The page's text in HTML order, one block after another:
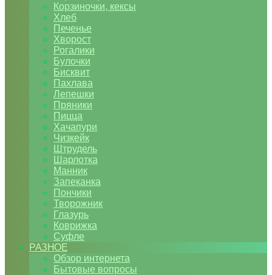
Корзиночки, кексы
Хлеб
Печенье
Хворост
Рогалики
Булочки
Бисквит
Пахлава
Лепешки
Пряники
Пицца
Хачапури
Чизкейк
Штрудель
Шарлотка
Манник
Запеканка
Пончики
Творожник
Глазурь
Коврижка
Суфле
РАЗНОЕ
Обзор интернета
Бытовые вопросы